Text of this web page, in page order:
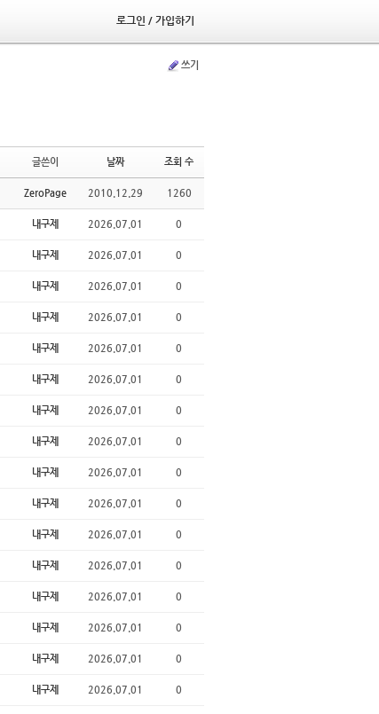
로그인 / 가입하기
쓰기
글쓴이 날짜 조회 수
ZeroPage 2010.12.29 1260
내구제 2026.07.01 0
내구제 2026.07.01 0
내구제 2026.07.01 0
내구제 2026.07.01 0
내구제 2026.07.01 0
내구제 2026.07.01 0
내구제 2026.07.01 0
내구제 2026.07.01 0
내구제 2026.07.01 0
내구제 2026.07.01 0
내구제 2026.07.01 0
내구제 2026.07.01 0
내구제 2026.07.01 0
내구제 2026.07.01 0
내구제 2026.07.01 0
내구제 2026.07.01 0